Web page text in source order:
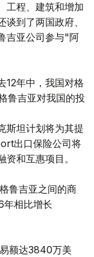
工程、建筑和增加
到了两国政府、
吉亚公司参与"阿
12年中，我国对格
鲁吉亚对我国的投
斯坦计划将为其提
出口保险公司将
和互惠项目。
鲁吉亚之间的商
年相比增长
额达3840万美